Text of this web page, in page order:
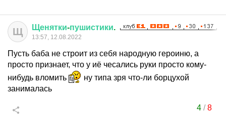
Щ Щенятки-пушистики.
13:57, 12.08.2022
Пусть баба не строит из себя народную героиню, а
просто признает, что у иё чесались руки просто кому-
нибудь вломить
ну типа зря что-ли борцухой
занималась
4/8